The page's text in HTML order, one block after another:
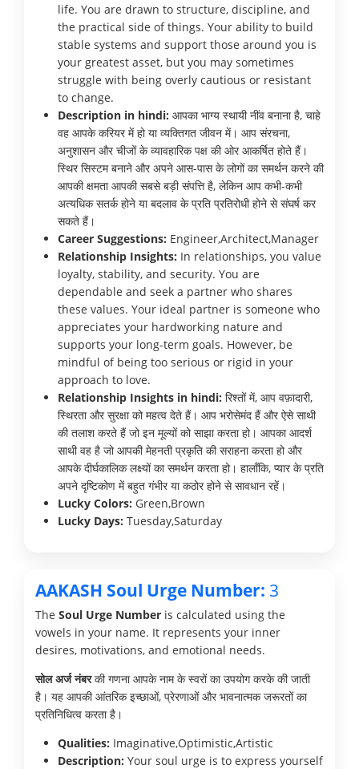
life. You are drawn to structure, discipline, and
the practical side of things. Your ability to build
stable systems and support those around you is
your greatest asset, but you may sometimes
struggle with being overly cautious or resistant
to change.
Description in hindi: आपका भाग्य स्थायी नींव बनाना है, चाहे
वह आपके करियर में हो या व्यक्तिगत जीवन में। आप संरचना,
अनुशासन और चीजों के व्यावहारिक पक्ष की ओर आकर्षित होते हैं।
स्थिर सिस्टम बनाने और अपने आस-पास के लोगों का समर्थन करने की
आपकी क्षमता आपकी सबसे बड़ी संपत्ति है, लेकिन आप कभी-कभी
अत्यधिक सतर्क होने या बदलाव के प्रति प्रतिरोधी होने से संघर्ष कर
सकते हैं।
Career Suggestions: Engineer,Architect,Manager
Relationship Insights: In relationships, you value
loyalty, stability, and security. You are
dependable and seek a partner who shares
these values. Your ideal partner is someone who
appreciates your hardworking nature and
supports your long-term goals. However, be
mindful of being too serious or rigid in your
approach to love.
Relationship Insights in hindi: रिश्तों में, आप वफ़ादारी,
स्थिरता और सुरक्षा को महत्व देते हैं। आप भरोसेमंद हैं और ऐसे साथी
की तलाश करते हैं जो इन मूल्यों को साझा करता हो। आपका आदर्श
साथी वह है जो आपकी मेहनती प्रकृति की सराहना करता हो और
आपके दीर्घकालिक लक्ष्यों का समर्थन करता हो। हालाँकि, प्यार के प्रति
अपने दृष्टिकोण में बहुत गंभीर या कठोर होने से सावधान रहें।
Lucky Colors: Green,Brown
Lucky Days: Tuesday,Saturday
AAKASH Soul Urge Number: 3
The Soul Urge Number is calculated using the
vowels in your name. It represents your inner
desires, motivations, and emotional needs.
सोल अर्ज नंबरकी गणना आपके नाम के स्वरों का उपयोग करके की जाती
है। यह आपकी आंतरिक इच्छाओं, प्रेरणाओं और भावनात्मक जरूरतों का
प्रतिनिधित्व करता है।
Qualities: Imaginative,Optimistic,Artistic
Description: Your soul urge is to express yourself